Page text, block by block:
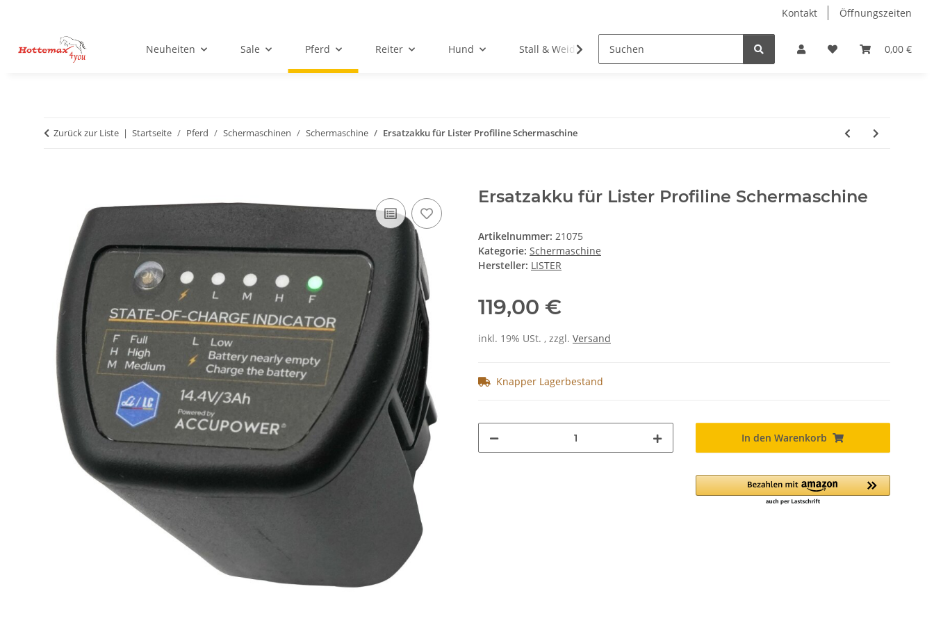
Kontakt Öffnungszeiten
0,00 €
Neuheiten Sale Pferd Reiter Hund Stall & Weide Hobby Horse Dienstleistungen Geschenkartikel &
Zurück zur Liste Startseite Pferd Schermaschinen Schermaschine Ersatzakku für Lister Profiline Schermaschine
Ersatzakku für Lister Profiline Schermaschine
Artikelnummer: 21075
Kategorie: Schermaschine
Hersteller: LISTER
119,00 €
inkl. 19% USt. , zzgl. Versand
Knapper Lagerbestand
In den Warenkorb